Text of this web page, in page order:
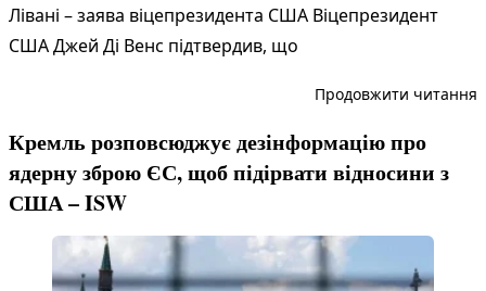
Лівані – заява віцепрезидента США Віцепрезидент
США Джей Ді Венс підтвердив, що
Продовжити читання
Кремль розповсюджує дезінформацію про
ядерну зброю ЄС, щоб підірвати відносини з
США – ISW